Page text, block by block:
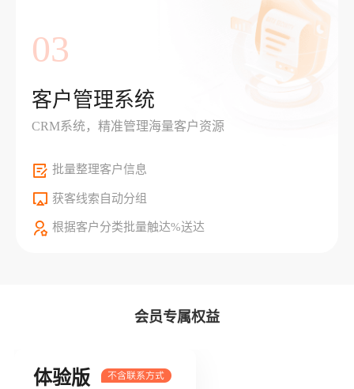
03
客户管理系统
CRM系统，精准管理海量客户资源
批量整理客户信息
获客线索自动分组
根据客户分类批量触达%送达
会员专属权益
体验版